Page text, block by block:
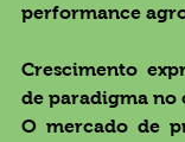
performance
Crescimento
de paradigma no
O mercado de